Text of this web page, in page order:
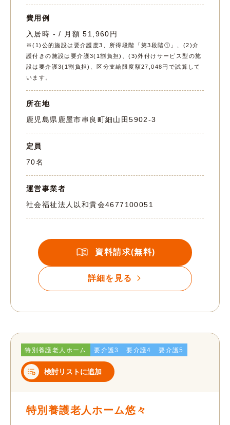
費用例
入居時 - / 月額 51,960円
※(1)公的施設は要介護度3、所得段階「第3段階①」、(2)介
護付きの施設は要介護3(1割負担)、(3)外付けサービス型の施
設は要介護3(1割負担)、区分支給限度額27,048円で試算して
います。
所在地
鹿児島県鹿屋市串良町細山田5902-3
定員
70名
運営事業者
社会福祉法人以和貴会4677100051
資料請求(無料)
詳細を見る
特別養護老人ホーム 要介護3 要介護4 要介護5
検討リストに追加
特別養護老人ホーム悠々